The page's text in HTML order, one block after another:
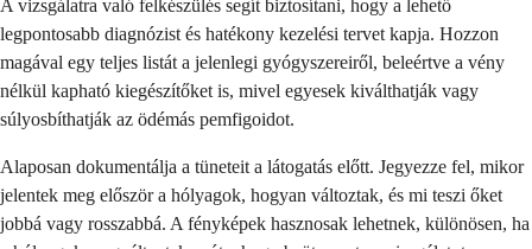
A vizsgálatra való felkészülés segít biztosítani, hogy a lehető
legpontosabb diagnózist és hatékony kezelési tervet kapja. Hozzon
magával egy teljes listát a jelenlegi gyógyszereiről, beleértve a vény
nélkül kapható kiegészítőket is, mivel egyesek kiválthatják vagy
súlyosbíthatják az ödémás pemfigoidot.
Alaposan dokumentálja a tüneteit a látogatás előtt. Jegyezze fel, mikor
jelentek meg először a hólyagok, hogyan változtak, és mi teszi őket
jobbá vagy rosszabbá. A fényképek hasznosak lehetnek, különösen, ha